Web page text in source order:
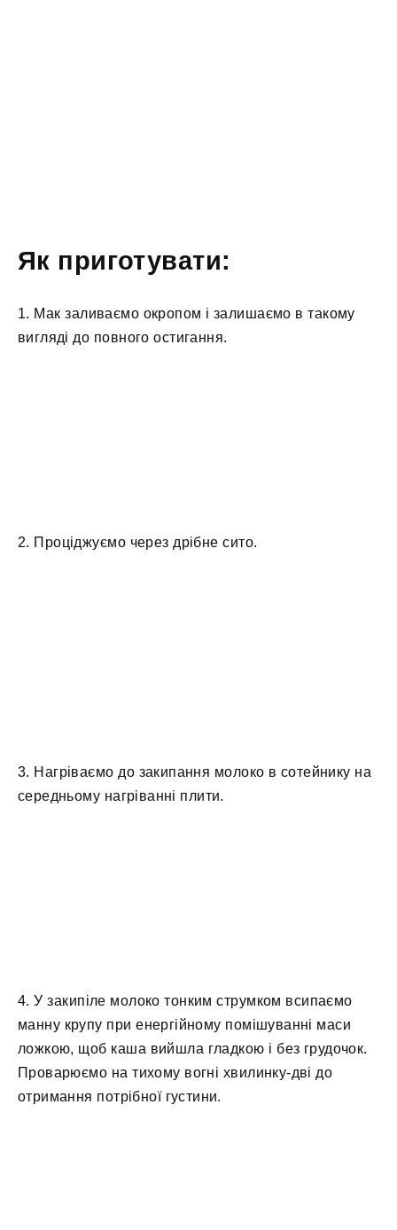
Як приготувати:
1. Мак заливаємо окропом і залишаємо в такому
вигляді до повного остигання.
2. Проціджуємо через дрібне сито.
3. Нагріваємо до закипання молоко в сотейнику на
середньому нагріванні плити.
4. У закипіле молоко тонким струмком всипаємо
манну крупу при енергійному помішуванні маси
ложкою, щоб каша вийшла гладкою і без грудочок.
Проварюємо на тихому вогні хвилинку-дві до
отримання потрібної густини.